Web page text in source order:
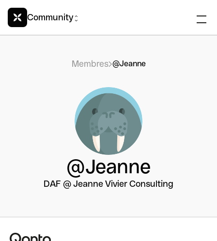
Community
Membres @Jeanne
@Jeanne
DAF @ Jeanne Vivier Consulting